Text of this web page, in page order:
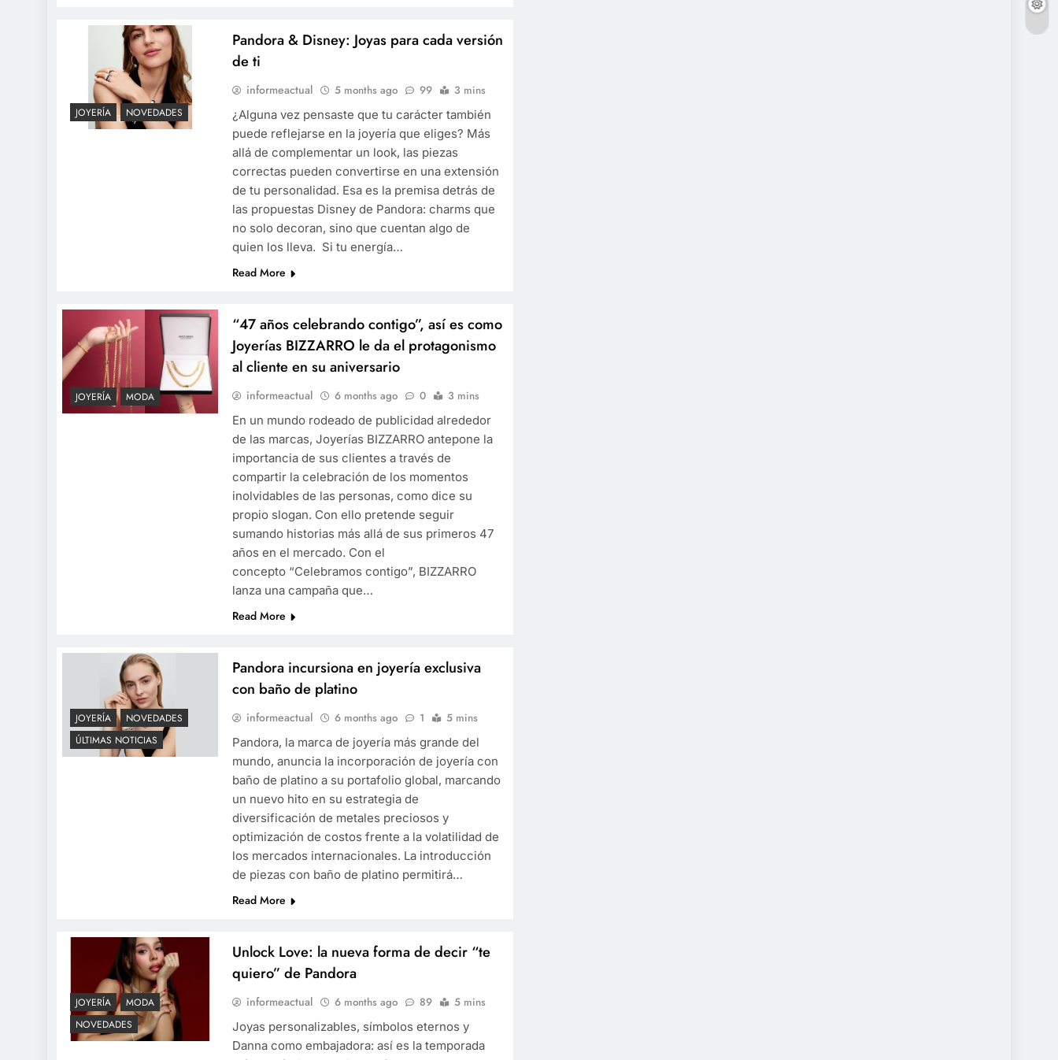
JOYERÍA NOVEDADES
Pandora & Disney: Joyas para cada versión
de ti
informeactual 5 months ago 99
3 mins
¿Alguna vez pensaste que tu carácter también
puede reflejarse en la joyería que eliges? Más
allá de complementar un look, las piezas
correctas pueden convertirse en una extensión
de tu personalidad. Esa es la premisa detrás de
las propuestas Disney de Pandora: charms que
no solo decoran, sino que cuentan algo de
quien los lleva. Si tu energía…
Read More
JOYERÍA MODA
“47 años celebrando contigo”, así es como
Joyerías BIZZARRO le da el protagonismo
al cliente en su aniversario
informeactual 6 months ago 0
3 mins
En un mundo rodeado de publicidad alrededor
de las marcas, Joyerías BIZZARRO antepone la
importancia de sus clientes a través de
compartir la celebración de los momentos
inolvidables de las personas, como dice su
propio slogan. Con ello pretende seguir
sumando historias más allá de sus primeros 47
años en el mercado. Con el
concepto “Celebramos contigo”, BIZZARRO
lanza una campaña que…
Read More
JOYERÍA
NOVEDADES
ÚLTIMAS NOTICIAS
Pandora incursiona en joyería exclusiva
con baño de platino
informeactual 6 months ago 1
5 mins
Pandora, la marca de joyería más grande del
mundo, anuncia la incorporación de joyería con
baño de platino a su portafolio global, marcando
un nuevo hito en su estrategia de
diversificación de metales preciosos y
optimización de costos frente a la volatilidad de
los mercados internacionales. La introducción
de piezas con baño de platino permitirá…
Read More
JOYERÍA
MODA
NOVEDADES
Unlock Love: la nueva forma de decir “te
quiero” de Pandora
informeactual 6 months ago 89
5 mins
Joyas personalizables, símbolos eternos y
Danna como embajadora: así es la temporada